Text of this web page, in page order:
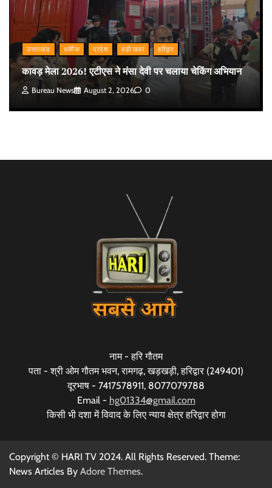
उत्तराखंड धार्मिक प्रदेश बड़ी खबर हरिद्वार
कावड़ मेला 2026! एटीएस ने मंसा देवी पर चलाया चेकिंग अभियान
Bureau News August 2, 2026 0
नाम - हरि गौतम
पता - श्री ओम गौतम भवन, रामगढ़, खड़खड़ी, हरिद्वार (249401)
दूरभाष - 7417578911, 8077079788
Email - hg01334@gmail.com
किसी भी दशा में विवाद के लिए न्याय क्षेत्र हरिद्वार होगा
Copyright © HARI TV 2024. All Rights Reserved. Theme:
News Articles By Adore Themes.